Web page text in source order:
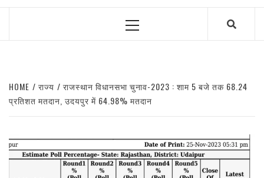
Primary
HOME राज्य
राजस्थान विधानसभा चुनाव-2023 : शाम 5 बजे तक 68.24
प्रतिशत मतदान, उदयपुर में 64.98% मतदान